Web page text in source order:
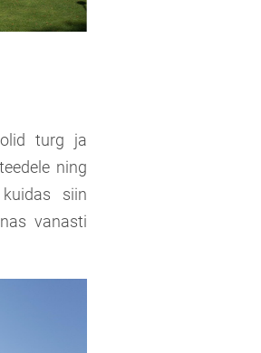
turg ja
ning
siin
vanasti